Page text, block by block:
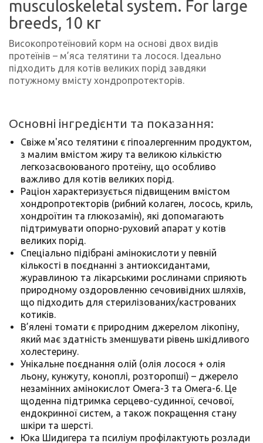
musculoskeletal system. For large
breeds, 10 кг
Високопротеїновий корм на основі двох видів
протеїнів – м’яса телятини та лосося. Ідеально
підходить для котів великих порід завдяки
потужному вмісту хондропротекторів.
Основні інгредієнти та показання:
Свіже м'ясо телятини є гіпоалергенним продуктом,
з малим вмістом жиру та великою кількістю
легкозасвоюваного протеїну, що особливо
важливо для котів великих порід.
Раціон характеризується підвищеним вмістом
хондропротекторів (рибний колаген, лосось, криль,
хондроїтин та глюкозамін), які допомагають
підтримувати опорно-руховий апарат у котів
великих порід.
Спеціально підібрані амінокислоти у певній
кількості в поєднанні з антиоксидантами,
журавлиною та лікарськими рослинами сприяють
природному оздоровленню сечовивідних шляхів,
що підходить для стерилізованих/кастрованих
котиків.
В’ялені томати є природним джерелом лікопіну,
який має здатність зменшувати рівень шкідливого
холестерину.
Унікальне поєднання олій (олія лосося + олія
льону, кунжуту, коноплі, розторопші) – джерело
незамінних амінокислот Омега-3 та Омега-6. Це
щоденна підтримка серцево-судинної, сечової,
ендокринної систем, а також покращення стану
шкіри та шерсті.
Юка Шидигера та псиліум профілактують розлади